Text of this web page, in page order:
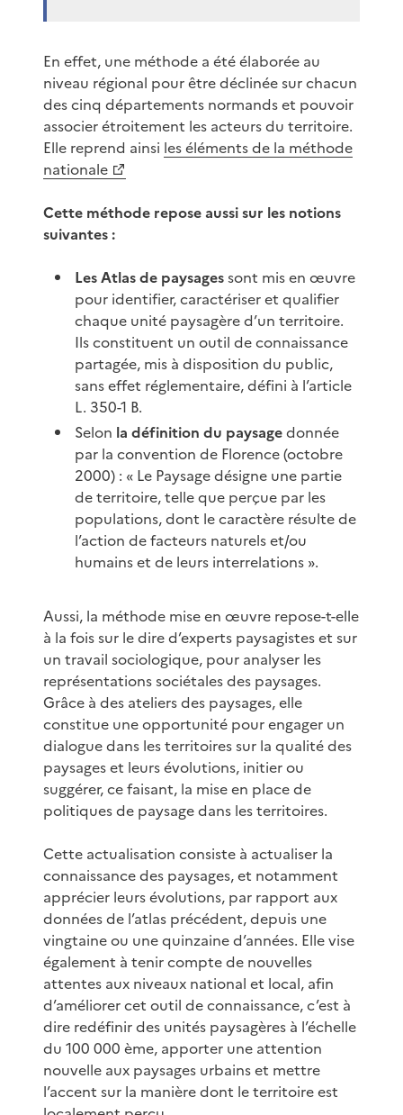
En effet, une méthode a été élaborée au
niveau régional pour être déclinée sur chacun
des cinq départements normands et pouvoir
associer étroitement les acteurs du territoire.
Elle reprend ainsi les éléments de la méthode
nationale
Cette méthode repose aussi sur les notions
suivantes :
Les Atlas de paysagessont mis en œuvre
pour identifier, caractériser et qualifier
chaque unité paysagère d’un territoire.
Ils constituent un outil de connaissance
partagée, mis à disposition du public,
sans effet réglementaire, défini à l’article
L. 350-1 B.
Selon la définition du paysagedonnée
par la convention de Florence (octobre
2000) : « Le Paysage désigne une partie
de territoire, telle que perçue par les
populations, dont le caractère résulte de
l’action de facteurs naturels et/ou
humains et de leurs interrelations ».
Aussi, la méthode mise en œuvre repose-t-elle
à la fois sur le dire d’experts paysagistes et sur
un travail sociologique, pour analyser les
représentations sociétales des paysages.
Grâce à des ateliers des paysages, elle
constitue une opportunité pour engager un
dialogue dans les territoires sur la qualité des
paysages et leurs évolutions, initier ou
suggérer, ce faisant, la mise en place de
politiques de paysage dans les territoires.
Cette actualisation consiste à actualiser la
connaissance des paysages, et notamment
apprécier leurs évolutions, par rapport aux
données de l’atlas précédent, depuis une
vingtaine ou une quinzaine d’années. Elle vise
également à tenir compte de nouvelles
attentes aux niveaux national et local, afin
d’améliorer cet outil de connaissance, c’est à
dire redéfinir des unités paysagères à l’échelle
du 100 000 ème, apporter une attention
nouvelle aux paysages urbains et mettre
l’accent sur la manière dont le territoire est